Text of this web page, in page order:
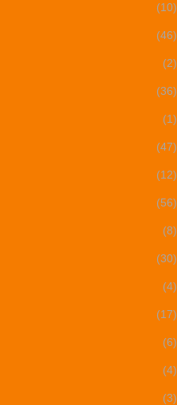
(10)
(46)
(2)
(36)
(1)
(47)
(12)
(56)
(8)
(30)
(4)
(17)
(6)
(4)
(3)